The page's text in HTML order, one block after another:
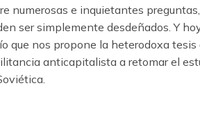
numerosas e inquietantes
ser simplemente desdeñados. Y
que nos propone la heterodoxa
anticapitalista a retomar el